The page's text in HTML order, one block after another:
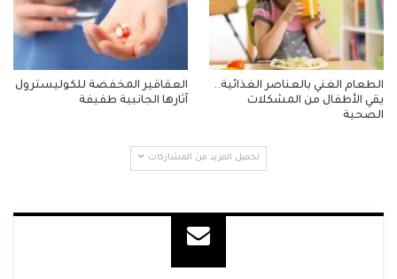
الطعام الغني بالعناصر الغذائية..
يقي الأطفال من المشكلات
الصحية
العقاقير المخفضة للكوليسترول
آثارها الجانبية طفيفة
تحميل المزيد من المشاركات